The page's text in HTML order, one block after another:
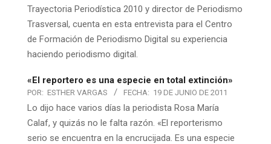
Trayectoria Periodística 2010 y director de Periodismo
Trasversal, cuenta en esta entrevista para el Centro
de Formación de Periodismo Digital su experiencia
haciendo periodismo digital.
«El reportero es una especie en total extinción»
POR: ESTHER VARGAS FECHA: 19 DE JUNIO DE 2011
Lo dijo hace varios días la periodista Rosa María
Calaf, y quizás no le falta razón. «El reporterismo
serio se encuentra en la encrucijada. Es una especie